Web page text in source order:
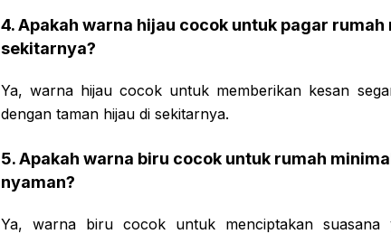
4. Apakah warna hijau cocok untuk pagar
sekitarnya?
Ya, warna hijau cocok untuk memberikan kesan
dengan taman hijau di sekitarnya.
5. Apakah warna biru cocok untuk rumah
nyaman?
Ya, warna biru cocok untuk menciptakan